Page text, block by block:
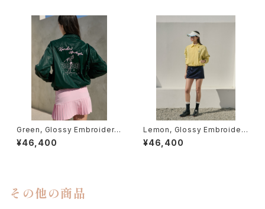
Green, Glossy Embroidere
d Zip Jacket
¥46,400
Lemon, Glossy Embroider
ed Zip Jacket
¥46,400
その他の商品